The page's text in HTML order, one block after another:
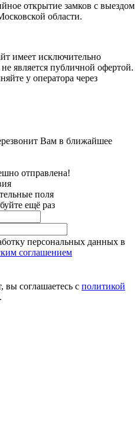
открытие замков с выездом
области.
имеет исключительно
является публичной офертой.
у оператора через
Вам в ближайшее
отправлена!
поля
ещё раз
персональных данных в
соглашением
вы соглашаетесь с политикой